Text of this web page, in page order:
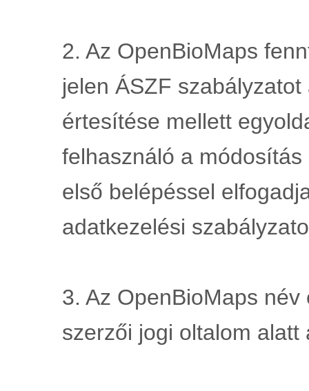
2. Az OpenBioMaps
jelen ÁSZF
értesítése mellett
felhasználó a
első belépéssel
adatkezelési
3. Az OpenBioMaps
szerzői jogi oltalom alatt